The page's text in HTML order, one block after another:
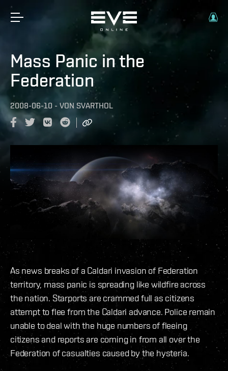
Mass Panic in the
Federation
2008-06-10 - VON SVARTHOL
As news breaks of a Caldari invasion of Federation
territory, mass panic is spreading like wildfire across
the nation. Starports are crammed full as citizens
attempt to flee from the Caldari advance. Police remain
unable to deal with the huge numbers of fleeing
citizens and reports are coming in from all over the
Federation of casualties caused by the hysteria.